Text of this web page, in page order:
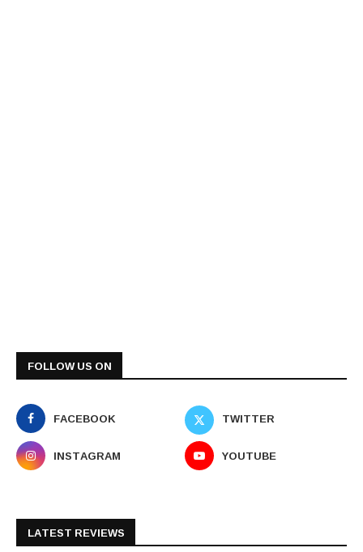
FOLLOW US ON
FACEBOOK
TWITTER
INSTAGRAM
YOUTUBE
LATEST REVIEWS